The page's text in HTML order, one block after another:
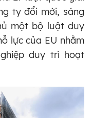
ty đổi mới, sáng
một bộ luật duy
lực của EU nhằm
duy trì hoạt